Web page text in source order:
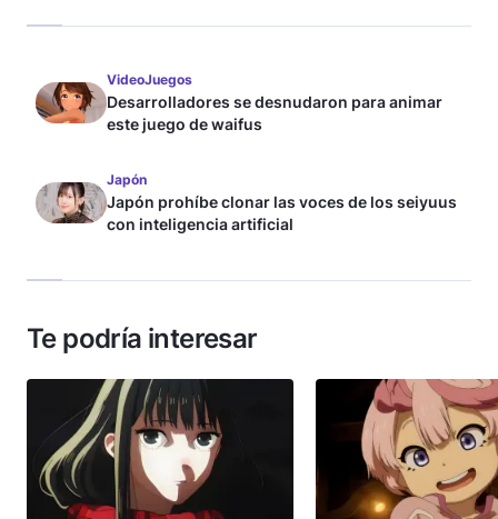
VideoJuegos
Desarrolladores se desnudaron para animar
este juego de waifus
Japón
Japón prohíbe clonar las voces de los seiyuus
con inteligencia artificial
Te podría interesar